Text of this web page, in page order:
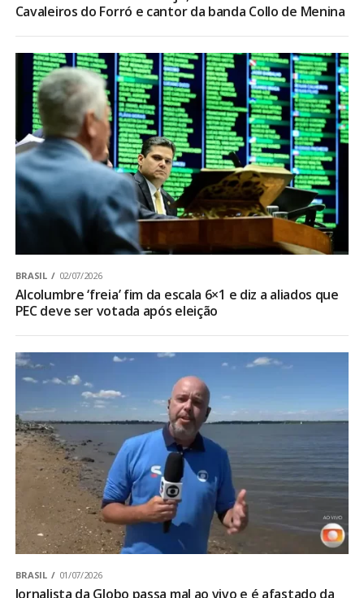
Cavaleiros do Forró e cantor da banda Collo de Menina
BRASIL 02/07/2026
Alcolumbre ‘freia’ fim da escala 6×1 e diz a aliados que
PEC deve ser votada após eleição
BRASIL 01/07/2026
Jornalista da Globo passa mal ao vivo e é afastado da